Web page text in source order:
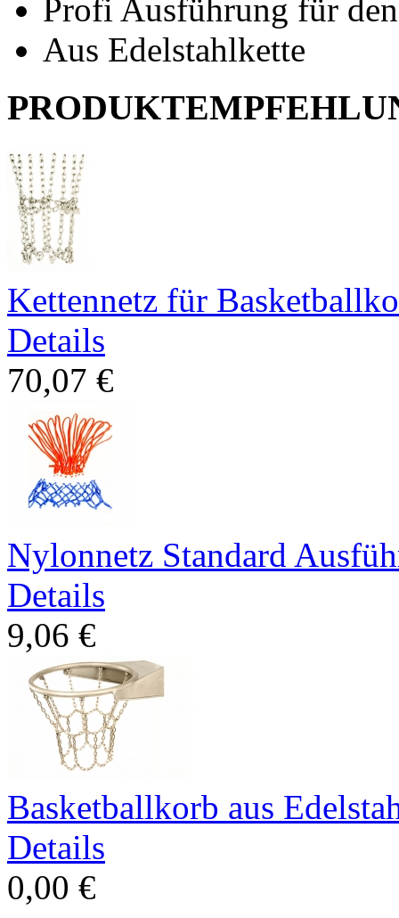
Profi Ausführung für
Aus Edelstahlkette
Kettennetz für
Details
70,07 €
Nylonnetz Standard
Details
9,06 €
Basketballkorb aus
Details
0,00 €